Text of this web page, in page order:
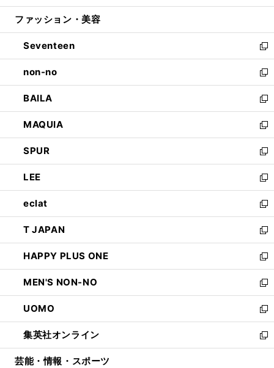
開
ウ
開
く
ン
ウ
で
開
く
ウ
ン
ド
ウ
で
開
く
ファッション・美容
Seventeen
新
し
い
ウ
ィ
ン
ド
ウ
で
開
く
non-no
新
し
い
ウ
ィ
ン
ド
ウ
で
開
く
BAILA
新
し
い
ウ
ィ
ン
ド
ウ
で
開
く
MAQUIA
新
し
い
ウ
ィ
ン
ド
ウ
で
開
く
SPUR
新
し
い
ウ
ィ
ン
ド
ウ
で
開
く
LEE
新
し
い
ウ
ィ
ン
ド
ウ
で
開
く
eclat
新
し
い
ウ
ィ
ン
ド
ウ
で
開
く
T JAPAN
新
し
い
ウ
ィ
ン
ド
ウ
で
開
HAPPY PLUS ONE
新
し
い
ウ
ィ
ン
ド
ウ
MEN'S NON-NO
新
し
い
ウ
ィ
ン
UOMO
新
し
い
ウ
集英社オンライン
新
し
芸能・情報・スポーツ